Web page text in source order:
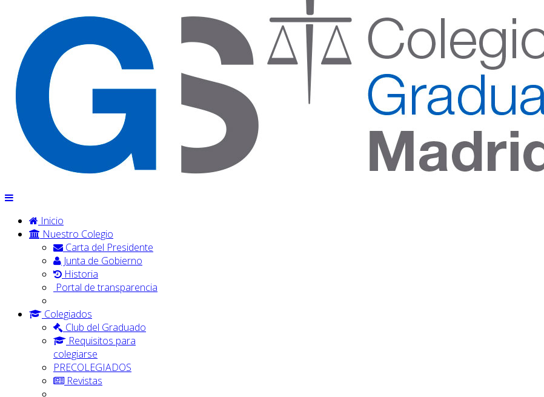
Inicio
Nuestro Colegio
Carta del Presidente
Junta de Gobierno
Historia
Portal de transparencia
Colegiados
Club del Graduado
Requisitos para
colegiarse
PRECOLEGIADOS
Revistas